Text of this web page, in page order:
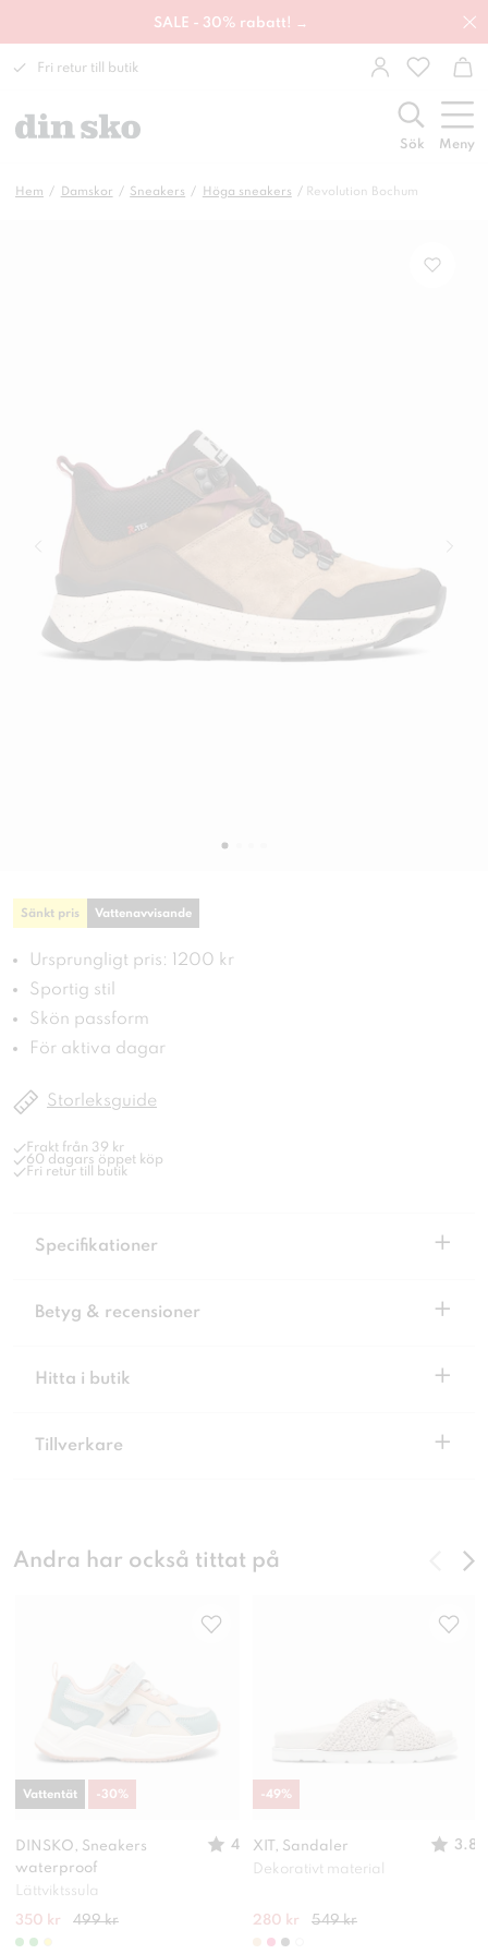
SALE - 30% rabatt! →
Fri retur till butik
Sök Meny
Hem Damskor Sneakers Höga sneakers Revolution Bochum
Sänkt pris Vattenavvisande
Ursprungligt pris: 1200 kr
Sportig stil
Skön passform
För aktiva dagar
Storleksguide
Frakt från 39 kr
60 dagars öppet köp
Fri retur till butik
Specifikationer +
Betyg & recensioner +
Hitta i butik +
Tillverkare +
Andra har också tittat på
DINSKO, Sneakers
waterproof
4
Lättviktssula
350 kr 499 kr
Vattentät -30%
XIT, Sandaler
3.8
Dekorativt material
280 kr 549 kr
-49%